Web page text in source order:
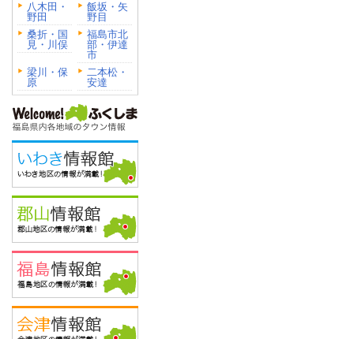
八木田・
野田
飯坂・矢
野目
桑折・国
見・川俣
福島市北
部・伊達
市
梁川・保
原
二本松・
安達